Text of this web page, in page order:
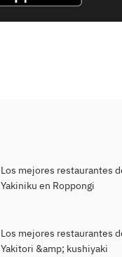
Los mejores restaurantes
Yakiniku en Roppongi
Los mejores restaurantes
Yakitori &amp; kushiyaki